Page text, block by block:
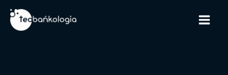
do
treści